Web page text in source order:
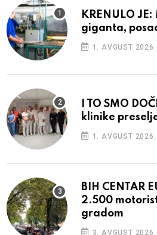
KRENULO
giganta,
1. AVGUST 2026.
I TO SMO
klinike
1. AVGUST 2026.
BIH CENTAR
2.500
gradom
3. AVGUST 2026.